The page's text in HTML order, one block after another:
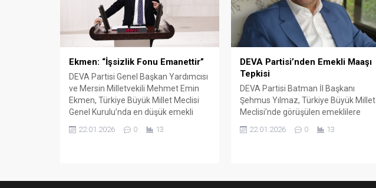
Ekmen: “İşsizlik Fonu Emanettir”
DEVA Partisi Genel Başkan Yardımcısı
ve Mersin Milletvekili Mehmet Emin
Ekmen, Türkiye Büyük Millet Meclisi
Genel Kurulu’nda en düşük emekli
teklifi görüşmelerinde söz aldı.
22.01.2026 0 13
DEVA Partisi’nden Emekli Maaşı
Tepkisi
DEVA Partisi Batman İl Başkanı
Şehmus Yılmaz, Türkiye Büyük Millet
Meclisi’nde görüşülen emeklilere
gösterdi. Yılmaz, emekli maaşlarının
uğrattığını söyledi.
22.01.2026 0 13